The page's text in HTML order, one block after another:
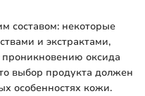
составом: некоторые
и экстрактами,
оксида
выбор продукта должен
особенностях кожи.